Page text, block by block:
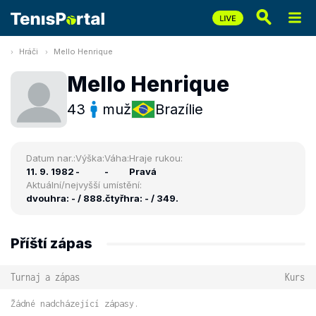
Hráči Mello Henrique
Mello Henrique
43 muž Brazílie
Datum nar.:
11. 9. 1982
Výška:
-
Váha:
-
Hraje rukou:
Pravá
Aktuální/nejvyšší umístění:
dvouhra: - / 888.čtyřhra: - / 349.
Příští zápas
Turnaj a zápas Kurs
Žádné nadcházející zápasy.